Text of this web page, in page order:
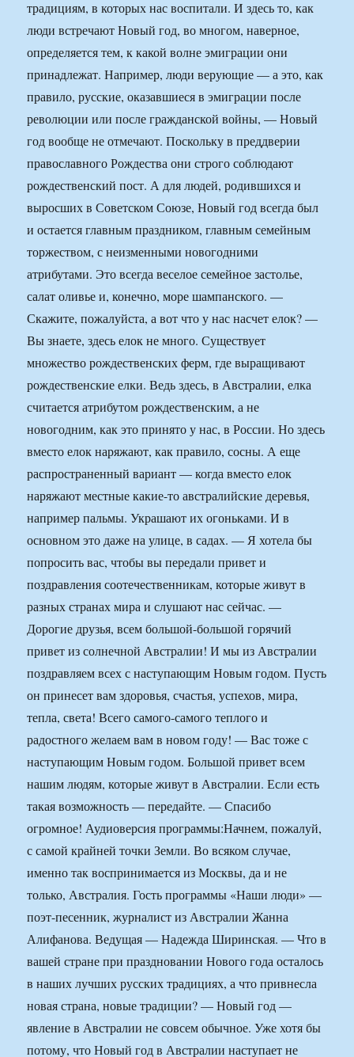
традициям, в которых нас воспитали. И здесь то, как
люди встречают Новый год, во многом, наверное,
определяется тем, к какой волне эмиграции они
принадлежат. Например, люди верующие — а это, как
правило, русские, оказавшиеся в эмиграции после
революции или после гражданской войны, — Новый
год вообще не отмечают. Поскольку в преддверии
православного Рождества они строго соблюдают
рождественский пост. А для людей, родившихся и
выросших в Советском Союзе, Новый год всегда был
и остается главным праздником, главным семейным
торжеством, с неизменными новогодними
атрибутами. Это всегда веселое семейное застолье,
салат оливье и, конечно, море шампанского. —
Скажите, пожалуйста, а вот что у нас насчет елок? —
Вы знаете, здесь елок не много. Существует
множество рождественских ферм, где выращивают
рождественские елки. Ведь здесь, в Австралии, елка
считается атрибутом рождественским, а не
новогодним, как это принято у нас, в России. Но здесь
вместо елок наряжают, как правило, сосны. А еще
распространенный вариант — когда вместо елок
наряжают местные какие-то австралийские деревья,
например пальмы. Украшают их огоньками. И в
основном это даже на улице, в садах. — Я хотела бы
попросить вас, чтобы вы передали привет и
поздравления соотечественникам, которые живут в
разных странах мира и слушают нас сейчас. —
Дорогие друзья, всем большой-большой горячий
привет из солнечной Австралии! И мы из Австралии
поздравляем всех с наступающим Новым годом. Пусть
он принесет вам здоровья, счастья, успехов, мира,
тепла, света! Всего самого-самого теплого и
радостного желаем вам в новом году! — Вас тоже с
наступающим Новым годом. Большой привет всем
нашим людям, которые живут в Австралии. Если есть
такая возможность — передайте. — Спасибо
огромное! Аудиоверсия программы:Начнем, пожалуй,
с самой крайней точки Земли. Во всяком случае,
именно так воспринимается из Москвы, да и не
только, Австралия. Гость программы «Наши люди» —
поэт-песенник, журналист из Австралии Жанна
Алифанова. Ведущая — Надежда Ширинская. — Что в
вашей стране при праздновании Нового года осталось
в наших лучших русских традициях, а что привнесла
новая страна, новые традиции? — Новый год —
явление в Австралии не совсем обычное. Уже хотя бы
потому, что Новый год в Австралии наступает не